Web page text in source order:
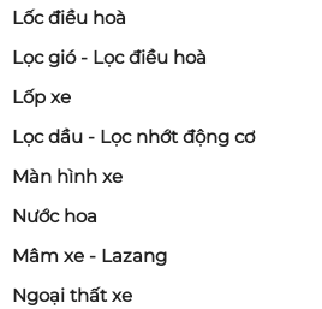
Lốc điều hoà
Lọc gió - Lọc điều hoà
Lốp xe
Lọc dầu - Lọc nhớt động cơ
Màn hình xe
Nước hoa
Mâm xe - Lazang
Ngoại thất xe